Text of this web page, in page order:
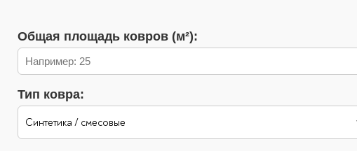
Общая площадь ковров (м²):
Тип ковра: